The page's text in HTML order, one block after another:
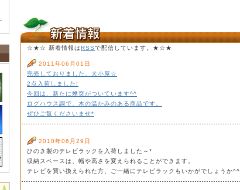
☆★☆ 新着情報はRSSで配信しています。★☆★
2011年06月01日
完売しておりました、犬小屋☆
2点入荷しました!
今回は、新たに煙突がついています^^
ログハウス調で、木の温かみのある商品です。
ぜひご覧くださいませ*
2010年06月29日
ひのき製のテレビラックを入荷しました～*
収納スペースは、幅や高さを変えられることができます。
テレビを買い換えられた方、ご一緒にテレビラックもいかがでしょうか^^